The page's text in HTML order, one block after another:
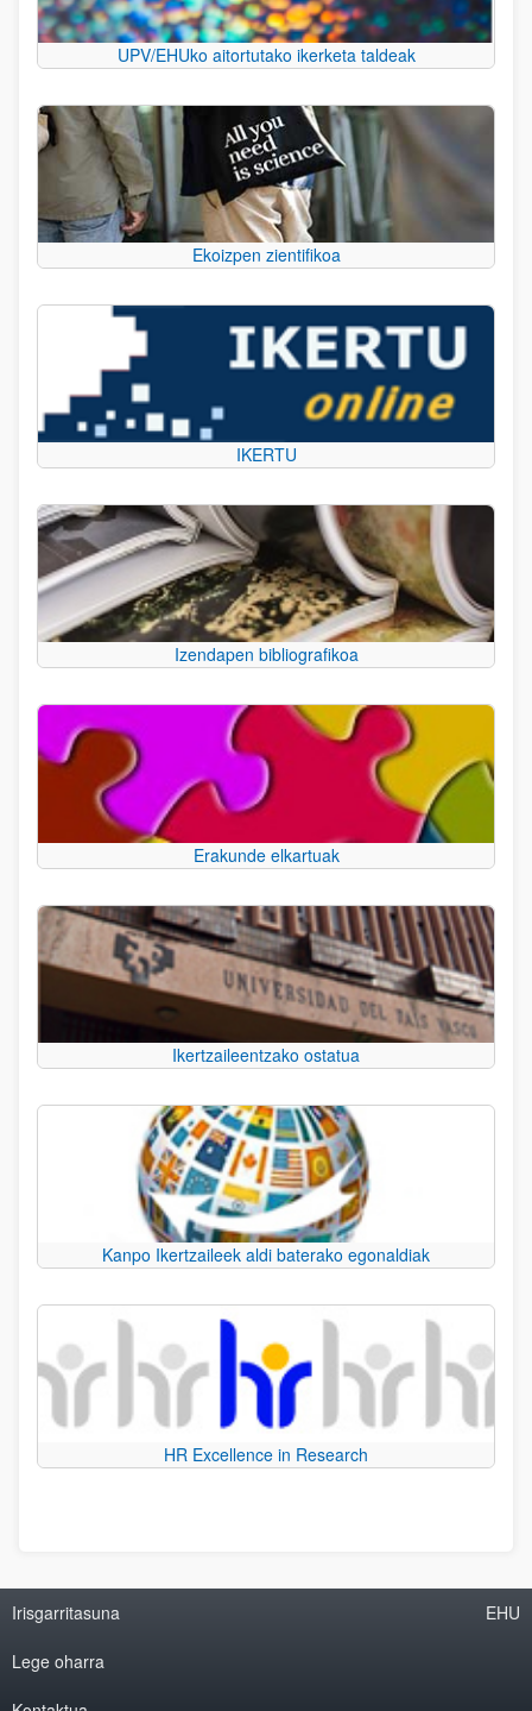
UPV/EHUko aitortutako ikerketa taldeak
Ekoizpen zientifikoa
IKERTU
Izendapen bibliografikoa
Erakunde elkartuak
Ikertzaileentzako ostatua
Kanpo Ikertzaileek aldi baterako egonaldiak
HR Excellence in Research
Irisgarritasuna
Lege oharra
EHU